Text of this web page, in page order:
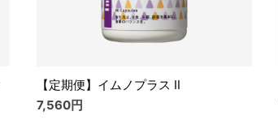
【定期便】イムノプラス Ⅱ
7,560円